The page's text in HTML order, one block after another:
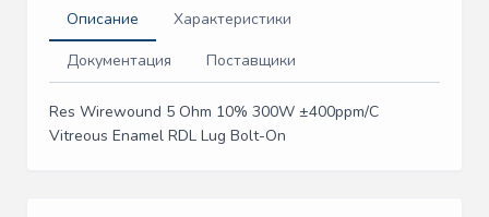
Описание
Характеристики
Документация
Поставщики
Res Wirewound 5 Ohm 10% 300W ±400ppm/C
Vitreous Enamel RDL Lug Bolt-On